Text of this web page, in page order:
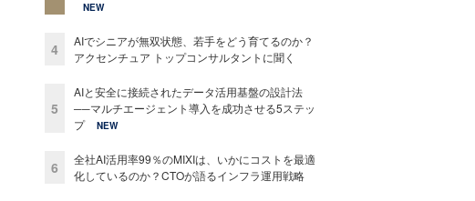
NEW
4
AIでシニアが無双状態、若手をどう育てるのか？
アクセンチュア トップコンサルタントに聞く
5
AIと安全に接続されたデータ活用基盤の設計法
──マルチエージェント導入を成功させる5ステッ
プ
NEW
6
全社AI活用率99％のMIXIは、いかにコストを最適
化しているのか？CTOが語るインフラ運用戦略